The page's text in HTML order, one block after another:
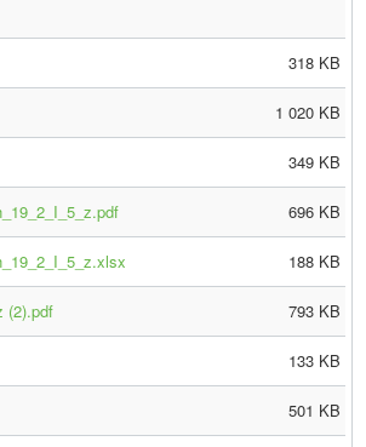
318 KB
1 020 KB
349 KB
696 KB
188 KB
(2).pdf 793 KB
133 KB
501 KB